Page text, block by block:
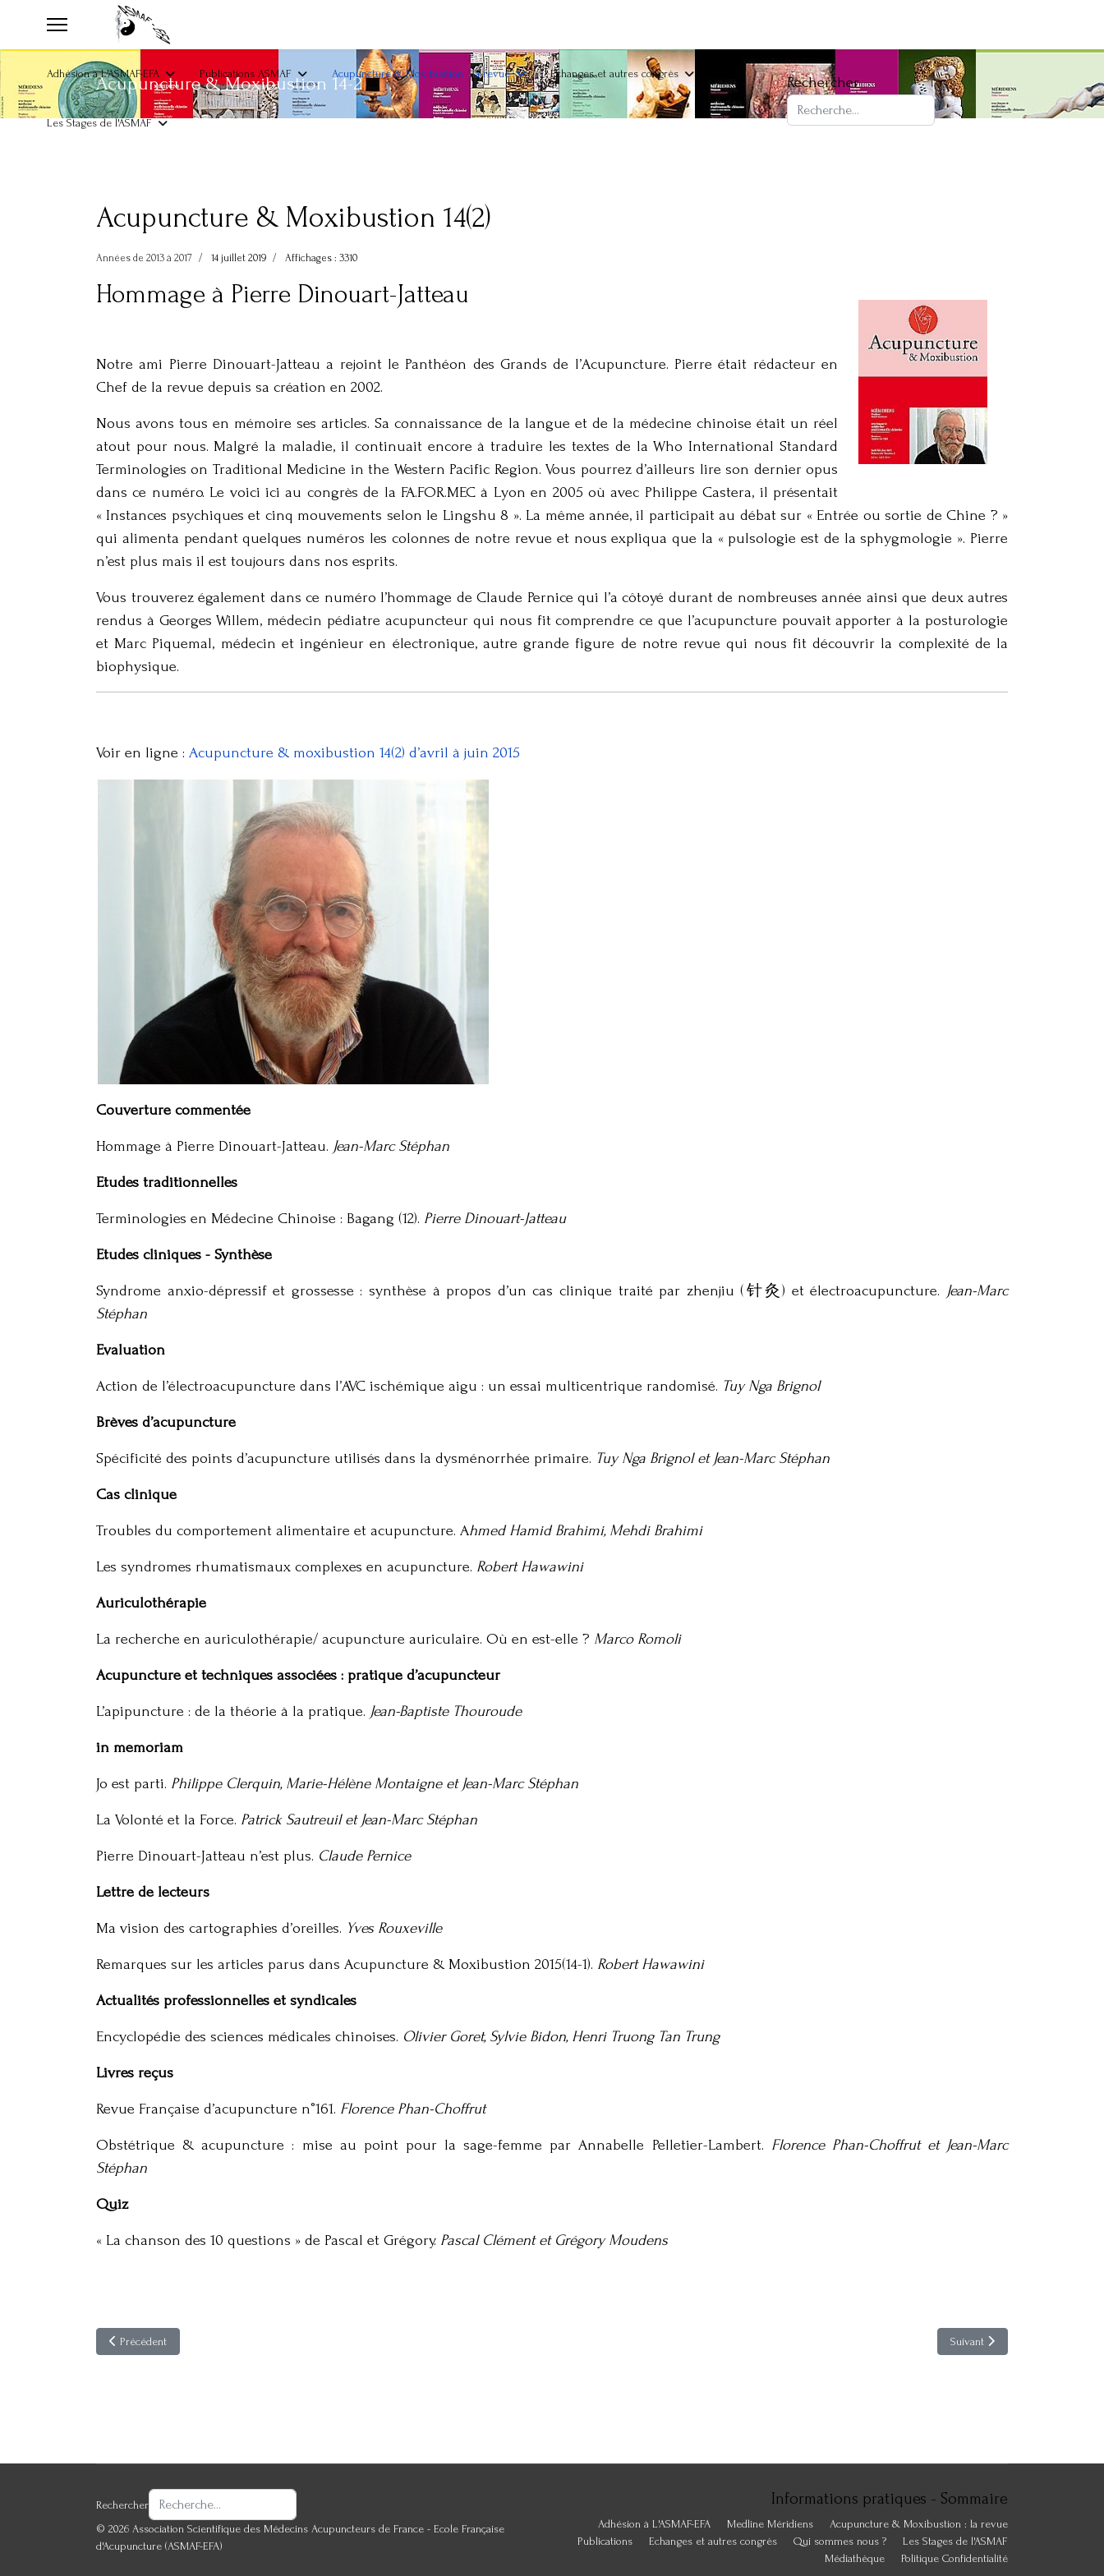
Adhésion à L'ASMAF-EFA Publications ASMAF Acupuncture & Moxibustion : la revue Echanges et autres congrès
Les Stages de l'ASMAF
Rechercher
Acupuncture & Moxibustion 14-2
Acupuncture & Moxibustion 14(2)
Années de 2013 à 2017 14 juillet 2019 Affichages : 3310
Hommage à Pierre Dinouart-Jatteau
Notre ami Pierre Dinouart-Jatteau a rejoint le Panthéon des Grands de l’Acupuncture. Pierre était rédacteur en
Chef de la revue depuis sa création en 2002.
Nous avons tous en mémoire ses articles. Sa connaissance de la langue et de la médecine chinoise était un réel
atout pour nous. Malgré la maladie, il continuait encore à traduire les textes de la Who International Standard
Terminologies on Traditional Medicine in the Western Pacific Region. Vous pourrez d’ailleurs lire son dernier opus
dans ce numéro. Le voici ici au congrès de la FA.FOR.MEC à Lyon en 2005 où avec Philippe Castera, il présentait
« Instances psychiques et cinq mouvements selon le Lingshu 8 ». La même année, il participait au débat sur « Entrée ou sortie de Chine ? »
qui alimenta pendant quelques numéros les colonnes de notre revue et nous expliqua que la « pulsologie est de la sphygmologie ». Pierre
n’est plus mais il est toujours dans nos esprits.
Vous trouverez également dans ce numéro l’hommage de Claude Pernice qui l’a côtoyé durant de nombreuses année ainsi que deux autres
rendus à Georges Willem, médecin pédiatre acupuncteur qui nous fit comprendre ce que l’acupuncture pouvait apporter à la posturologie
et Marc Piquemal, médecin et ingénieur en électronique, autre grande figure de notre revue qui nous fit découvrir la complexité de la
biophysique.
Voir en ligne : Acupuncture & moxibustion 14(2) d’avril à juin 2015
Couverture commentée
Hommage à Pierre Dinouart-Jatteau. Jean-Marc Stéphan
Etudes traditionnelles
Terminologies en Médecine Chinoise : Bagang (12). Pierre Dinouart-Jatteau
Etudes cliniques - Synthèse
Syndrome anxio-dépressif et grossesse : synthèse à propos d’un cas clinique traité par zhenjiu (针灸) et électroacupuncture. Jean-Marc
Stéphan
Evaluation
Action de l’électroacupuncture dans l’AVC ischémique aigu : un essai multicentrique randomisé. Tuy Nga Brignol
Brèves d’acupuncture
Spécificité des points d’acupuncture utilisés dans la dysménorrhée primaire. Tuy Nga Brignol et Jean-Marc Stéphan
Cas clinique
Troubles du comportement alimentaire et acupuncture. Ahmed Hamid Brahimi, Mehdi Brahimi
Les syndromes rhumatismaux complexes en acupuncture. Robert Hawawini
Auriculothérapie
La recherche en auriculothérapie/ acupuncture auriculaire. Où en est-elle ? Marco Romoli
Acupuncture et techniques associées : pratique d’acupuncteur
L’apipuncture : de la théorie à la pratique. Jean-Baptiste Thouroude
in memoriam
Jo est parti. Philippe Clerquin, Marie-Hélène Montaigne et Jean-Marc Stéphan
La Volonté et la Force. Patrick Sautreuil et Jean-Marc Stéphan
Pierre Dinouart-Jatteau n’est plus. Claude Pernice
Lettre de lecteurs
Ma vision des cartographies d’oreilles. Yves Rouxeville
Remarques sur les articles parus dans Acupuncture & Moxibustion 2015(14-1). Robert Hawawini
Actualités professionnelles et syndicales
Encyclopédie des sciences médicales chinoises. Olivier Goret, Sylvie Bidon, Henri Truong Tan Trung
Livres reçus
Revue Française d’acupuncture n°161. Florence Phan-Choffrut
Obstétrique & acupuncture : mise au point pour la sage-femme par Annabelle Pelletier-Lambert. Florence Phan-Choffrut et Jean-Marc
Stéphan
Quiz
« La chanson des 10 questions » de Pascal et Grégory. Pascal Clément et Grégory Moudens
Article précédent : Acupuncture & Moxibustion 14(1)
Précédent Article suivant : Acupuncture &
Suivant
Rechercher
© 2026 Association Scientifique des Médecins Acupuncteurs de France - Ecole Française
d'Acupuncture (ASMAF-EFA)
Informations pratiques - Sommaire
Adhésion à L'ASMAF-EFA Medline Méridiens
Acupuncture & Moxibustion : la revue
Publications
Echanges et autres congrès Qui sommes nous ?
Les Stages de l'ASMAF
Médiathèque
Politique Confidentialité